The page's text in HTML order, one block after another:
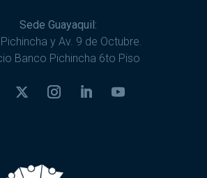
Sede Guayaquil:
y Av. 9 de Octubre.
Banco Pichincha 6to Piso